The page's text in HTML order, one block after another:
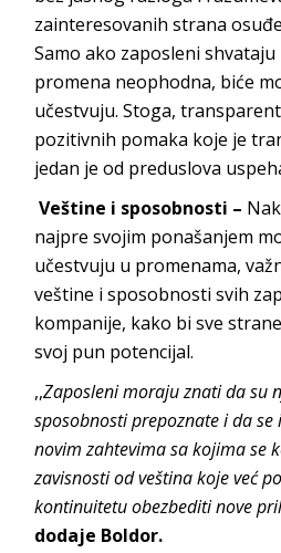
zainteresovanih strana
Samo ako zaposleni
promena neophodna, biće
učestvuju. Stoga,
pozitivnih pomaka koje je
jedan je od preduslova
Veštine i sposobnosti –
najpre svojim ponašanjem
učestvuju u promenama,
veštine i sposobnosti svih
kompanije, kako bi sve
svoj pun potencijal.
,,Zaposleni moraju znati da su
sposobnosti prepoznate i da
novim zahtevima sa kojima se
zavisnosti od veština koje već
kontinuitetu obezbediti nove
dodaje Boldor.